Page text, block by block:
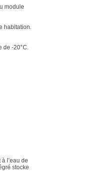
module
habitation.
de -20°C.
l’eau de
stocke